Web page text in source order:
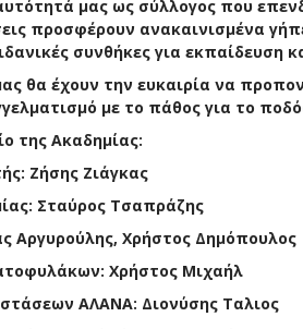
μας ως σύλλογος που
προσφέρουν ανακαινισμένα
συνθήκες για εκπαίδευση
θα έχουν την ευκαιρία να
με το πάθος για το
της Ακαδημίας:
Ζήσης Ζιάγκας
Σταύρος Τσαπράζης
Αργυρούλης, Χρήστος Δημόπουλος
Χρήστος Μιχαήλ
ΑΛΑΝΑ: Διονύσης Ταλιος